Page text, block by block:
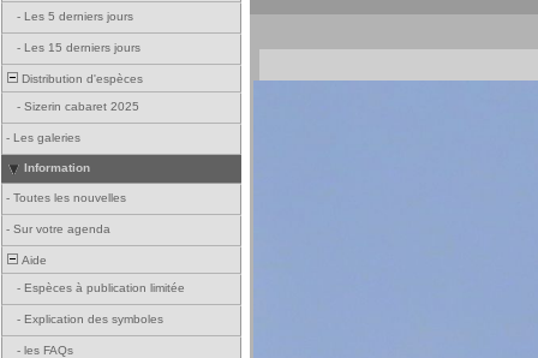
- Les 5 derniers jours
- Les 15 derniers jours
Distribution d'espèces
- Sizerin cabaret 2025
- Les galeries
Information
- Toutes les nouvelles
- Sur votre agenda
Aide
- Espèces à publication limitée
- Explication des symboles
- les FAQs